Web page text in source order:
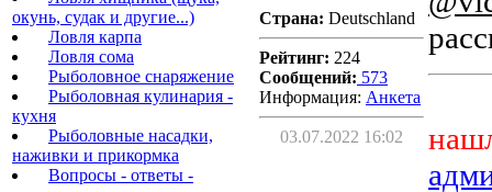
окунь, судак и другие...)
Ловля карпа
Ловля сома
Рыболовное снаряжение
Рыболовная кулинария -
кухня
Рыболовные насадки,
наживки и прикормка
Вопросы - ответы -
Страна: Deutschland
Рейтинг: 224
Сообщений: 573
Информация: Aнкета
03.07.2022 16:02